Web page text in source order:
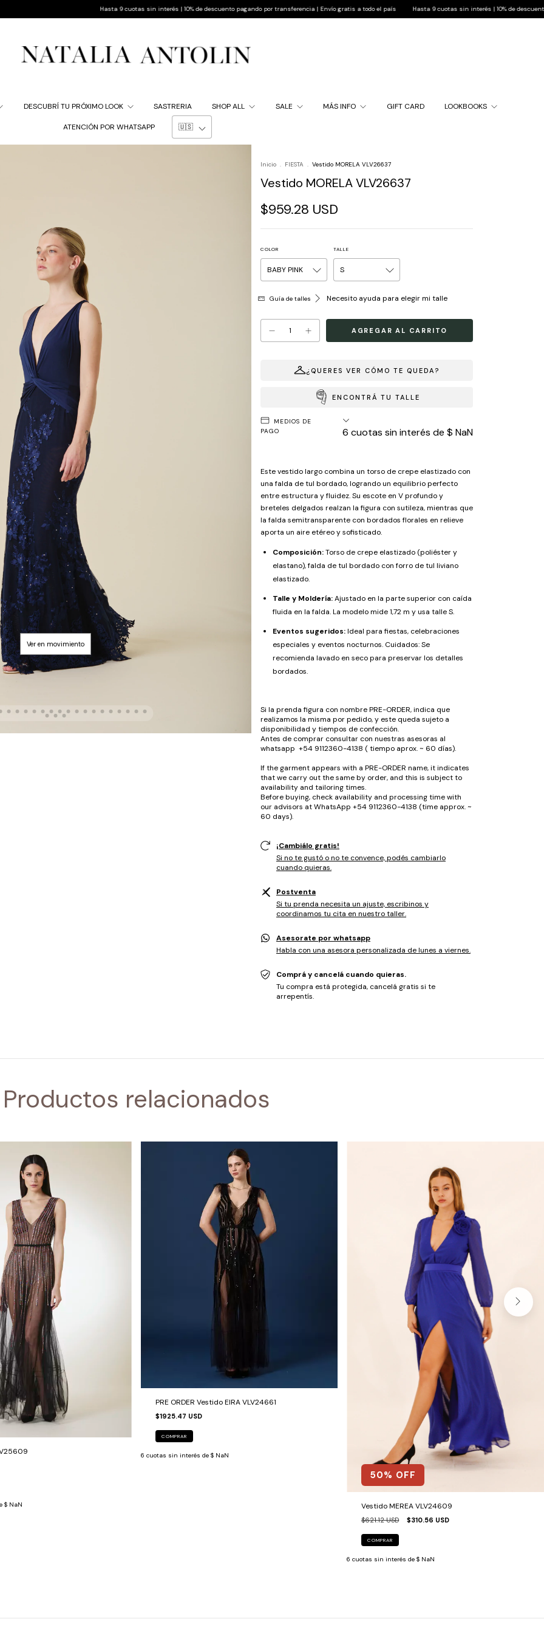
Hasta 9 cuotas sin interés | 10% de descuento pagando por transferencia | Envío gratis a todo el país Hasta 9 cuotas sin interés | 10% de descuento pagando
DESCUBRÍ TU PRÓXIMO LOOK SASTRERIA SHOP ALL SALE MÁS INFO GIFT CARD LOOKBOOKS
ATENCIÓN POR WHATSAPP
Inicio . FIESTA . Vestido MORELA VLV26637
Vestido MORELA VLV26637
$959.28 USD
COLOR TALLE
Guía de talles Necesito ayuda para elegir mi talle
¿QUERES VER CÓMO TE QUEDA?
ENCONTRÁ TU TALLE
MEDIOS DE
PAGO
6 cuotas sin interés de $ NaN
Este vestido largo combina un torso de crepe elastizado con
una falda de tul bordado, logrando un equilibrio perfecto
entre estructura y fluidez. Su escote en V profundo y
breteles delgados realzan la figura con sutileza, mientras que
la falda semitransparente con bordados florales en relieve
aporta un aire etéreo y sofisticado.
Composición:Torso de crepe elastizado (poliéster y
elastano), falda de tul bordado con forro de tul liviano
elastizado.
Talle y Moldería:Ajustado en la parte superior con caída
fluida en la falda. La modelo mide 1,72 m y usa talle S.
Eventos sugeridos:Ideal para fiestas, celebraciones
especiales y eventos nocturnos. Cuidados: Se
recomienda lavado en seco para preservar los detalles
bordados.
Si la prenda figura con nombre PRE-ORDER, indica que
realizamos la misma por pedido, y este queda sujeto a
disponibilidad y tiempos de confección.
Antes de comprar consultar con nuestras asesoras al
whatsapp +54 9112360-4138 ( tiempo aprox. ~ 60 días).
If the garment appears with a PRE-ORDER name, it indicates
that we carry out the same by order, and this is subject to
availability and tailoring times.
Before buying, check availability and processing time with
our advisors at WhatsApp +54 9112360-4138 (time approx. ~
60 days).
¡Cambiálo gratis!
Si no te gustó o no te convence, podés cambiarlo
cuando quieras.
Postventa
Si tu prenda necesita un ajuste, escribinos y
coordinamos tu cita en nuestro taller.
Asesorate por whatsapp
Habla con una asesora personalizada de lunes a viernes.
Comprá y cancelá cuando quieras.
Tu compra está protegida, cancelá gratis si te
arrepentís.
Productos relacionados
$ NaN
PRE ORDER Vestido EIRA VLV24661
$1925.47 USD
COMPRAR
6 cuotas sin interés de $ NaN
50% OFF
Vestido MEREA VLV24609
$621.12 USD $310.56 USD
COMPRAR
6 cuotas sin interés de$ NaN